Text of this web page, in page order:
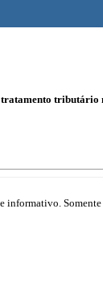
tributário
informativo.